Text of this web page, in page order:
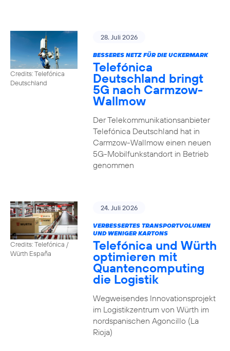
Credits: Telefónica
Deutschland
28. Juli 2026
BESSERES NETZ FÜR DIE UCKERMARK
Telefónica
Deutschland bringt
5G nach Carmzow-
Wallmow
Der Telekommunikationsanbieter
Telefónica Deutschland hat in
Carmzow-Wallmow einen neuen
5G-Mobilfunkstandort in Betrieb
genommen
Credits: Telefónica /
Würth España
24. Juli 2026
VERBESSERTES TRANSPORTVOLUMEN
UND WENIGER KARTONS
Telefónica und Würth
optimieren mit
Quantencomputing
die Logistik
Wegweisendes Innovationsprojekt
im Logistikzentrum von Würth im
nordspanischen Agoncillo (La
Rioja)